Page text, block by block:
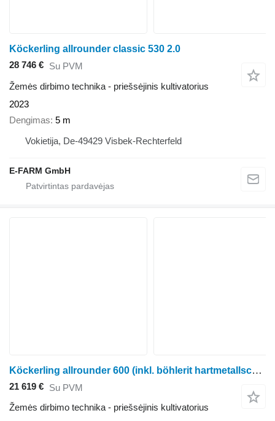
Köckerling allrounder classic 530 2.0
28 746 € Su PVM
Žemės dirbimo technika - priešsėjinis kultivatorius
2023
Dengimas 5 m
Vokietija, De-49429 Visbek-Rechterfeld
E-FARM GmbH
Köckerling allrounder 600 (inkl. böhlerit hartmetallschare)
21 619 € Su PVM
Žemės dirbimo technika - priešsėjinis kultivatorius